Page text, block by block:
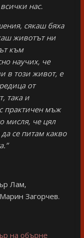
нас.
сякаш бяха
животът ни
към
научих, че
в този живот, е
от
така и
практичен мъж
мисля, че цял
се питам какво
Лам,
Загорчев.
на обърне